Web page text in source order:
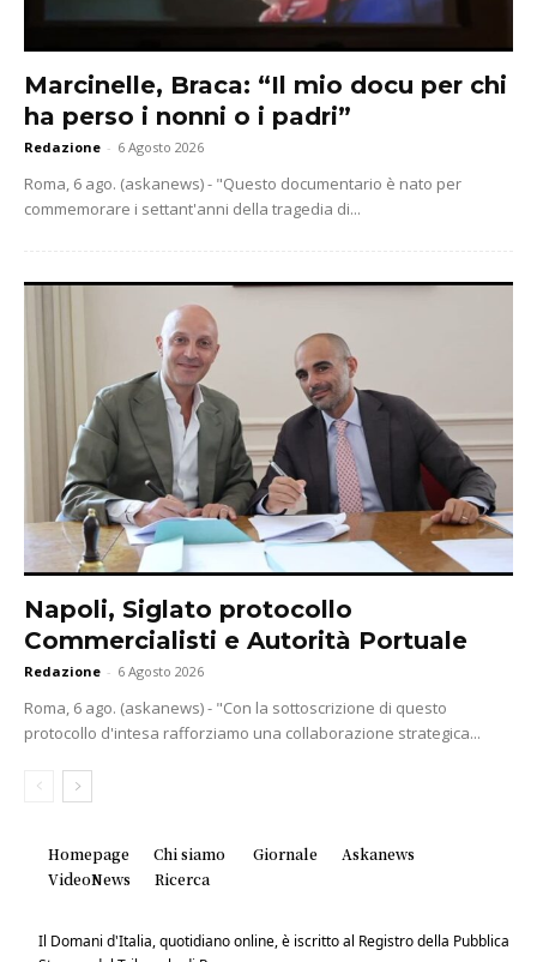
Marcinelle, Braca: “Il mio docu per chi
ha perso i nonni o i padri”
Redazione - 6 Agosto 2026
Roma, 6 ago. (askanews) - "Questo documentario è nato per
commemorare i settant'anni della tragedia di...
Napoli, Siglato protocollo
Commercialisti e Autorità Portuale
Redazione - 6 Agosto 2026
Roma, 6 ago. (askanews) - "Con la sottoscrizione di questo
protocollo d'intesa rafforziamo una collaborazione strategica...
Homepage Chi siamo Giornale
Askanews
VideoNews
Ricerca
Il Domani d'Italia, quotidiano online, è iscritto al Registro della Pubblica